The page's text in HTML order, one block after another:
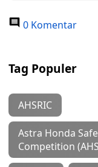
0 Komentar
Tag Populer
AHSRIC
Astra Honda
Competition